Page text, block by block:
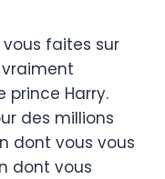
faites sur
prince Harry.
des millions
dont vous vous
dont vous